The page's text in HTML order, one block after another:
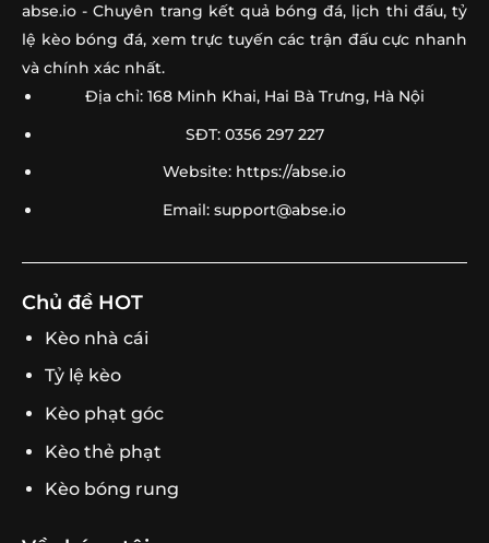
abse.io - Chuyên trang kết quả bóng đá, lịch thi đấu, tỷ
lệ kèo bóng đá, xem trực tuyến các trận đấu cực nhanh
và chính xác nhất.
Địa chỉ: 168 Minh Khai, Hai Bà Trưng, Hà Nội
SĐT: 0356 297 227
Website: https://abse.io
Email:support@abse.io
Chủ đề HOT
Kèo nhà cái
Tỷ lệ kèo
Kèo phạt góc
Kèo thẻ phạt
Kèo bóng rung